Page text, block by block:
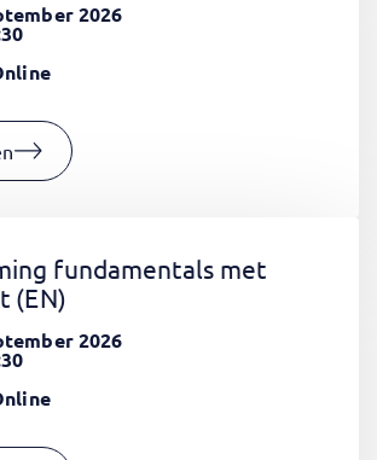
2026
fundamentals met
(EN)
2026